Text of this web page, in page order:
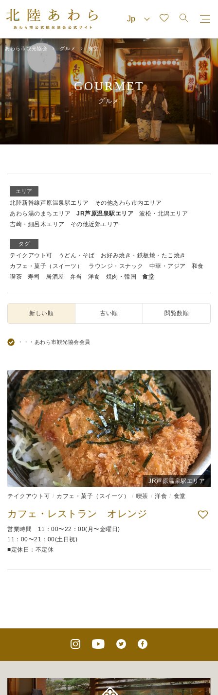
あわら市観光協会 グルメ 食堂
GOURMET
グルメ
エリア
北陸新幹線芦原温泉駅エリア
その他あわら市内エリア
あわら湯のまちエリア
JR芦原温泉駅エリア
波松・北潟エリア
吉崎・細呂木エリア
その他近郊エリア
タグ
テイクアウト可 うどん・そば
お好み焼き・鉄板焼・たこ焼き
カフェ・菓子（スイーツ）
ラウンジ・スナック 中華・アジア
和食
喫茶
寿司 居酒屋 弁当 洋食 焼肉・韓国 食堂
新しい順 古い順 閲覧数順
・・・あわら市観光協会会員
JR芦原温泉駅エリア
テイクアウト可 カフェ・菓子（スイーツ） 喫茶 洋食 食堂
カフェ・レストラン オレンジ
営業時間 11：00〜22：00(月〜金曜日)
11：00〜21：00(土日祝)
■定休日：不定休